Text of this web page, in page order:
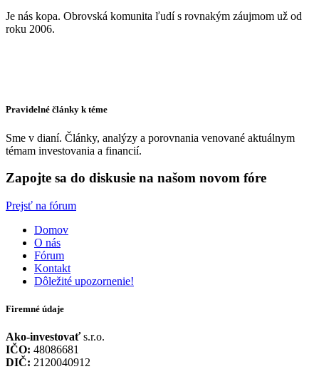
Je nás kopa. Obrovská komunita ľudí s rovnakým záujmom už od
roku 2006.
Pravidelné články k téme
Sme v dianí. Články, analýzy a porovnania venované aktuálnym
témam investovania a financií.
Zapojte sa do diskusie na našom novom fóre
Prejsť na fórum
Domov
O nás
Fórum
Kontakt
Dôležité upozornenie!
Firemné údaje
Ako-investovaťs.r.o.
IČO: 48086681
DIČ: 2120040912